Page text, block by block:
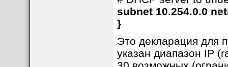
subnet 10.254.0.0
}
Это декларация для
указан диапазон IP